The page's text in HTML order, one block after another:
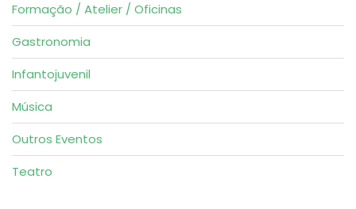
Formação / Atelier / Oficinas
Gastronomia
Infantojuvenil
Música
Outros Eventos
Teatro